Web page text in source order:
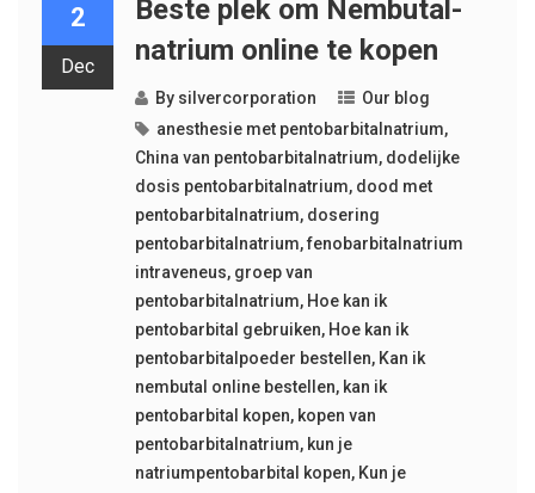
2
Dec
Beste plek om Nembutal-
natrium online te kopen
By silvercorporation
Our blog
anesthesie met pentobarbitalnatrium,
China van pentobarbitalnatrium, dodelijke
dosis pentobarbitalnatrium, dood met
pentobarbitalnatrium, dosering
pentobarbitalnatrium,fenobarbitalnatrium
intraveneus, groep van
pentobarbitalnatrium, Hoe kan ik
pentobarbital gebruiken, Hoe kan ik
pentobarbitalpoeder bestellen, Kan ik
nembutal online bestellen, kan ik
pentobarbital kopen, kopen van
pentobarbitalnatrium, kun je
natriumpentobarbital kopen, Kun je